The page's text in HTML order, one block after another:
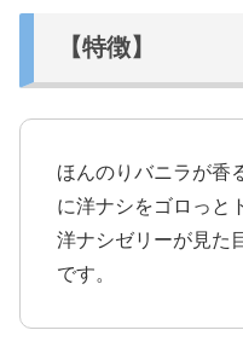
【特徴】
ほんのりバニラが香
に洋ナシをゴロっと
洋ナシゼリーが見た
です。